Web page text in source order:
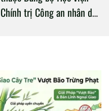
Chính trị Công an nhân dân